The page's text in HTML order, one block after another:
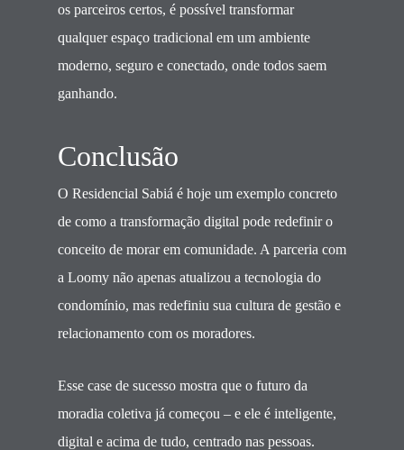
os parceiros certos, é possível transformar
qualquer espaço tradicional em um ambiente
moderno, seguro e conectado, onde todos saem
ganhando.
Conclusão
O Residencial Sabiá é hoje um exemplo concreto
de como a transformação digital pode redefinir o
conceito de morar em comunidade. A parceria com
a Loomy não apenas atualizou a tecnologia do
condomínio, mas redefiniu sua cultura de gestão e
relacionamento com os moradores.
Esse case de sucesso mostra que o futuro da
moradia coletiva já começou – e ele é inteligente,
digital e acima de tudo, centrado nas pessoas.